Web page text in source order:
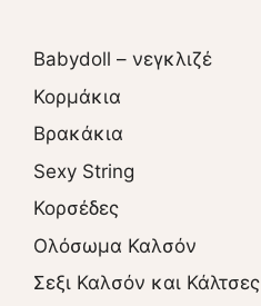
Babydoll – νεγκλιζέ
Κορμάκια
Βρακάκια
Sexy String
Κορσέδες
Ολόσωμα Καλσόν
Σεξι Καλσόν και Κάλτσες